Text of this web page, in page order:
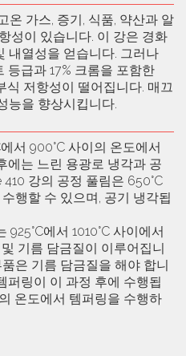
온 가스, 증기, 식품, 약산과 알
성이 있습니다. 이 강은 경화
내열성을 얻습니다. 그러나
등급과 17% 크롬을 포함한
저항성이 떨어집니다. 매끄
능을 향상시킵니다.
서 900°C 사이의 온도에서
에는 느린 용광로 냉각과 공
강의 공정 풀림은 650°C
행할 수 있으며, 공기 냉각됩
에서 1010°C 사이에서
기름 담금질이 이루어집니
은 기름 담금질을 해야 합니
퍼링이 이 과정 후에 수행됩
온도에서 템퍼링을 수행하